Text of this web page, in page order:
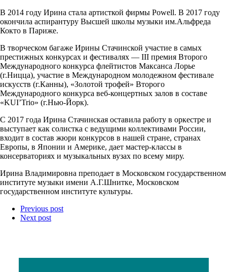
В 2014 году Ирина стала артисткой фирмы Powell. В 2017 году
окончила аспирантуру Высшей школы музыки им.Альфреда
Кокто в Париже.
В творческом багаже Ирины Стачинской участие в самых
престижных конкурсах и фестивалях — III премия Второго
Международного конкурса флейтистов Максанса Лорье
(г.Ницца), участие в Международном молодежном фестивале
искусств (г.Канны), «Золотой трофей» Второго
Международного конкурса веб-концертных залов в составе
«KUI’Trio» (г.Нью-Йорк).
С 2017 года Ирина Стачинская оставила работу в оркестре и
выступает как солистка с ведущими коллективами России,
входит в состав жюри конкурсов в нашей стране, странах
Европы, в Японии и Америке, дает мастер-классы в
консерваториях и музыкальных вузах по всему миру.
Ирина Владимировна преподает в Московском государственном
институте музыки имени А.Г.Шнитке, Московском
государственном институте культуры.
Previous post
Next post